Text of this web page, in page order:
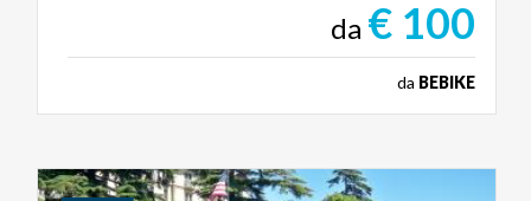
da € 100
da BEBIKE